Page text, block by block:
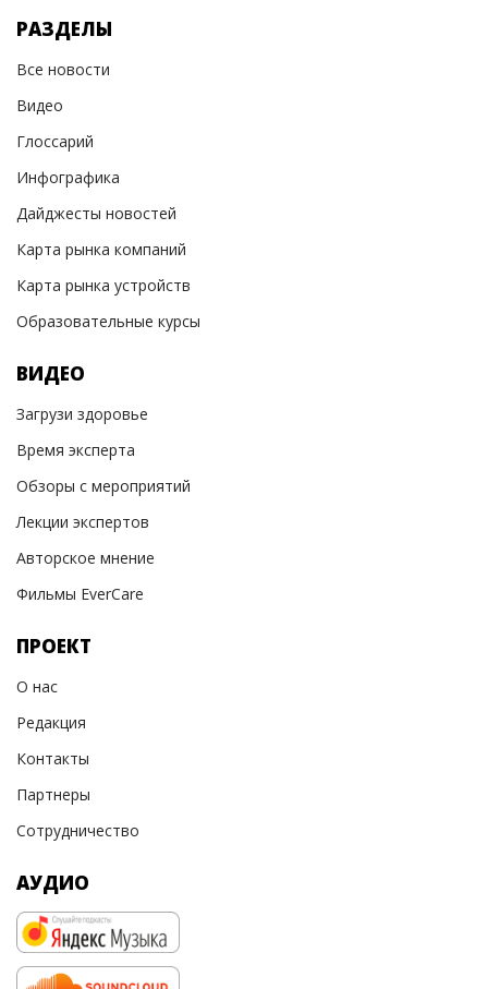
РАЗДЕЛЫ
Все новости
Видео
Глоссарий
Инфографика
Дайджесты новостей
Карта рынка компаний
Карта рынка устройств
Образовательные курсы
ВИДЕО
Загрузи здоровье
Время эксперта
Обзоры с мероприятий
Лекции экспертов
Авторское мнение
Фильмы EverCare
ПРОЕКТ
О нас
Редакция
Контакты
Партнеры
Сотрудничество
АУДИО